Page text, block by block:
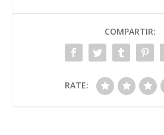
COMPARTIR:
RATE: